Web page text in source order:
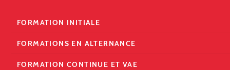
FORMATION INITIALE
FORMATIONS EN ALTERNANCE
FORMATION CONTINUE ET VAE